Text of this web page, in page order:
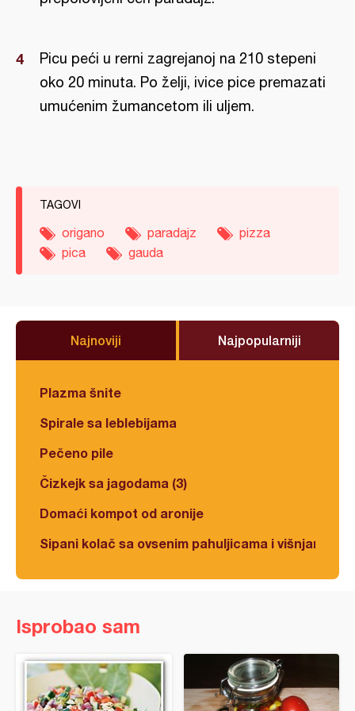
Picu peći u rerni zagrejanoj na 210 stepeni
oko 20 minuta. Po želji, ivice pice premazati
umućenim žumancetom ili uljem.
TAGOVI
origano paradajz
pizza
pica
gauda
Najnoviji Najpopularniji
Plazma šnite
Spirale sa leblebijama
Pečeno pile
Čizkejk sa jagodama (3)
Domaći kompot od aronije
Sipani kolač sa ovsenim pahuljicama i višnjama
Isprobao sam